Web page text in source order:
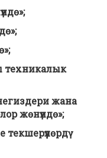
техникалык
жана
жөнүндө»;